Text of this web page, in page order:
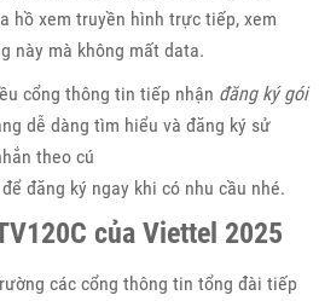
hồ xem truyền hình trực tiếp, xem
này mà không mất data.
cổng thông tin tiếp nhận đăng ký gói
dễ dàng tìm hiểu và đăng ký sử
theo cú
đăng ký ngay khi có nhu cầu nhé.
của Viettel 2025
các cổng thông tin tổng đài tiếp